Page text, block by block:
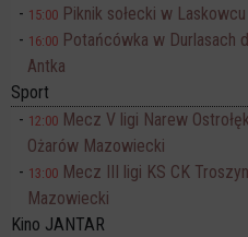
15:00 Piknik sołecki w Laskowcu
16:00 Potańcówka w Durlasach
Antka
Sport
12:00 Mecz V ligi Narew
Ożarów Mazowiecki
13:00 Mecz III ligi KS CK
Mazowiecki
Kino JANTAR